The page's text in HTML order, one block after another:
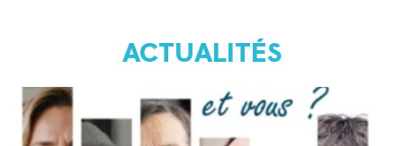
ACTUALITÉS